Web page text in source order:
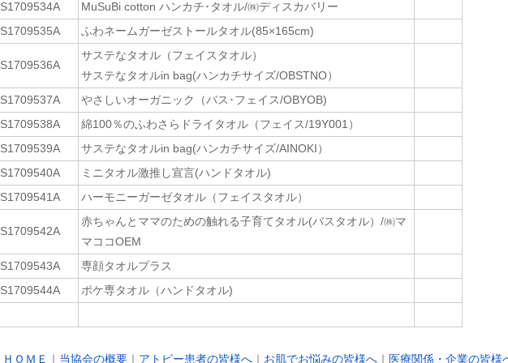
S1709534A
MuSuBi cotton ハンカチ･タオル/㈱ディスカバリー
S1709535A
ふわネームガーゼストールタオル(85×165cm)
S1709536A
サステなタオル（フェイスタオル）
サステなタオルin bag(ハンカチサイズ/OBSTNO）
S1709537A
やさしいオーガニック（バス･フェイス/OBYOB)
S1709538A
綿100％のふわさらドライタオル（フェイス/19Y001）
S1709539A
サステなタオルin bag(ハンカチサイズ/AINOKI）
S1709540A
ミニタオル激推し宣言(ハンドタオル)
S1709541A
ハーモニーガーゼタオル（フェイスタオル）
S1709542A
赤ちゃんとママのための触れる子育てタオル(バスタオル）/㈱マ
マココOEM
S1709543A
専顔タオルプラス
S1709544A
ポケ専タオル（ハンドタオル)
ＨＯＭＥ ｜ 当協会の概要 ｜ アトピー患者の皆様へ ｜ お肌でお悩みの皆様へ ｜ 医療関係・企業の皆様